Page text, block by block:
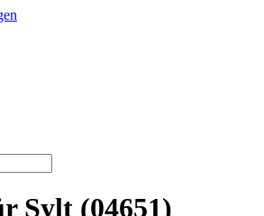
Sylt (04651)